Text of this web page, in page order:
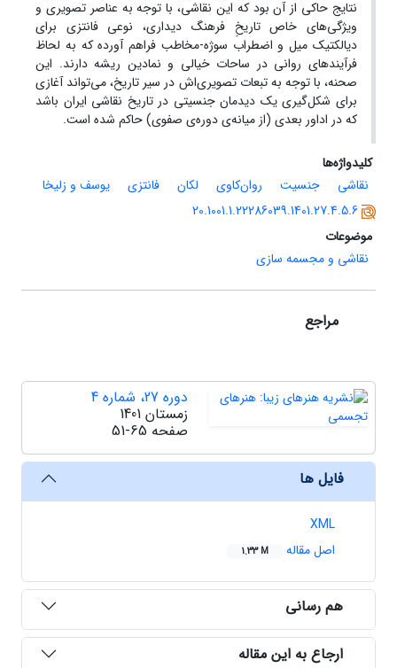
نتایج حاکی از آن بود که این نقاشی، با توجه به عناصر تصویری و
ویژگی‌های خاص تاریخِ فرهنگ دیداری، نوعی فانتزی برای
دیالکتیک میل و اضطراب سوژه-مخاطب فراهم آورده که به لحاظ
فرآیندهای روانی در ساحات خیالی و نمادین ریشه دارند. این
صحنه، با توجه به تبعات تصویری‌اش در سیر تاریخ‌، می‌تواند آغازی
برای شکل‌گیری یک دیدمان جنسیتی در تاریخ نقاشی ایران باشد
که در اداور بعدی (از میانه‌ی دوره‌ی صفوی) حاکم شده است.
کلیدواژه‌ها
نقاشی
جنسیت روان‌کاوی لکان فانتزی
یوسف و زلیخا
20.1001.1.22286039.1401.27.4.5.6
موضوعات
نقاشی و مجسمه سازی
مراجع
دوره 27، شماره 4
زمستان 1401
صفحه 51-65
فایل ها
XML
اصل مقاله
1.33 M
هم رسانی
ارجاع به این مقاله